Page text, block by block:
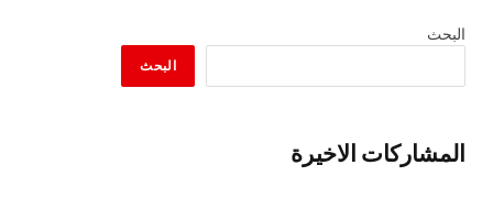
البحث
البحث
المشاركات الاخيرة